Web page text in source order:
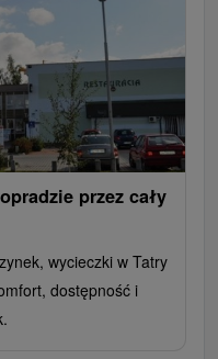
przez cały
wycieczki w Tatry
dostępność i